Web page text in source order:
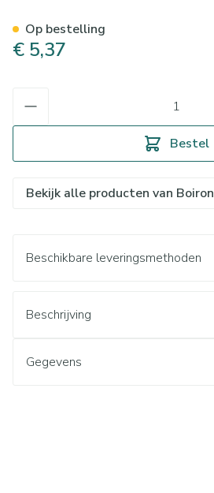
€ 5,37
Bestel
Op bestelling
Bekijk alle producten van Boiron
Beschikbare leveringsmethoden
Beschrijving
Gegevens